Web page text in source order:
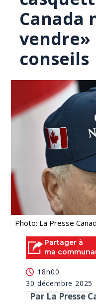
Canada
vendre»
conseils
Photo: La Presse
Partager à
ma
18h00
30 décembre 2025
Par La Presse